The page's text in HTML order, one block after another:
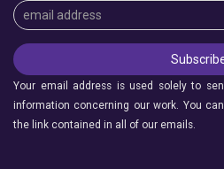
Your email address is used solely to
information concerning our work. You
the link contained in all of our emails.